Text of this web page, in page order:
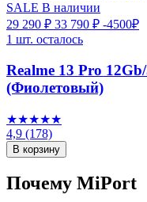
SALE В наличии
29 290 ₽ 33 790 ₽ -4500₽
1 шт. осталось
Realme 13 Pro
(Фиолетовый)
★★★★★
4,9 (178)
В корзину
Почему MiPort